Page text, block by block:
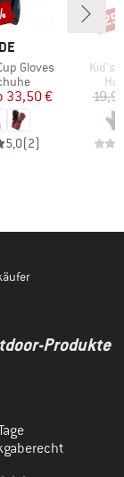
Gloves
Preis
33,50 €
5,0(2)
Artikel
Kid's
Produkte